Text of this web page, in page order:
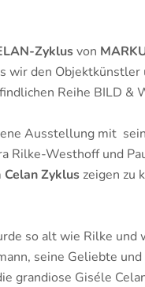
Zyklusvon
wir den
Reihe BILD &
Ausstellung mit
Rilke-Westhoff und
Celan Zyklus zeigen zu
so alt wie Rilke
seine Geliebte
grandiose Giséle